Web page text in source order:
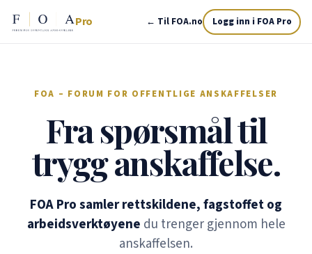
Pro ← Til FOA.no Logg inn i FOA Pro
FOA – FORUM FOR OFFENTLIGE ANSKAFFELSER
Fra spørsmål til
trygg anskaffelse.
FOA Pro samler rettskildene, fagstoffet og
arbeidsverktøyene du trenger gjennom hele
anskaffelsen.